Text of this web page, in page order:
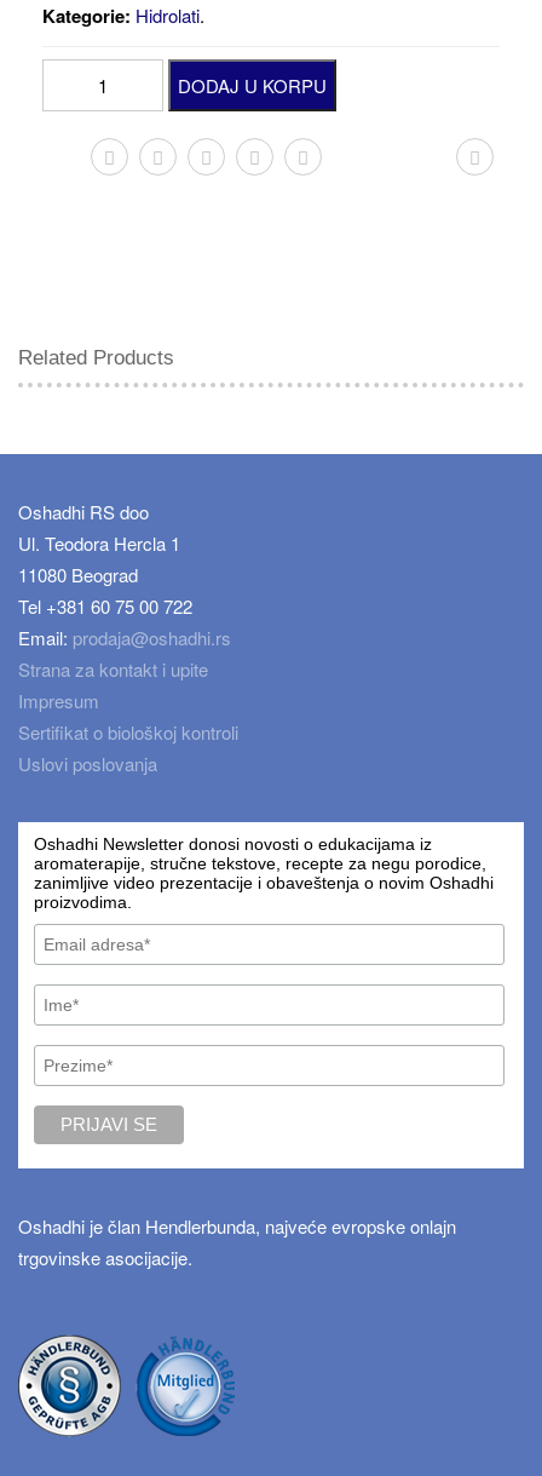
Kategorie: Hidrolati.
100
količina
DODAJ U KORPU
Related Products
Oshadhi RS doo
Ul. Teodora Hercla 1
11080 Beograd
Tel +381 60 75 00 722
Email: prodaja@oshadhi.rs
Strana za kontakt i upite
Impresum
Sertifikat o biološkoj kontroli
Uslovi poslovanja
Oshadhi Newsletter donosi novosti o edukacijama iz
aromaterapije, stručne tekstove, recepte za negu porodice,
zanimljive video prezentacije i obaveštenja o novim Oshadhi
proizvodima.
Oshadhi je član Hendlerbunda, najveće evropske onlajn
trgovinske asocijacije.